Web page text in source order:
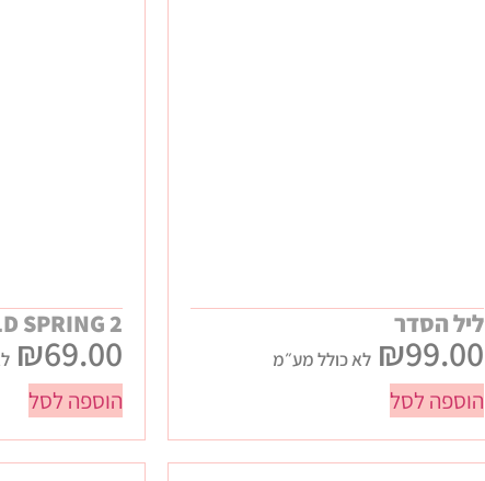
ליל הסדר
₪99.00 לא כולל מע״מ
הוספה לסל
SPRING 2
₪69.00
הוספה לסל